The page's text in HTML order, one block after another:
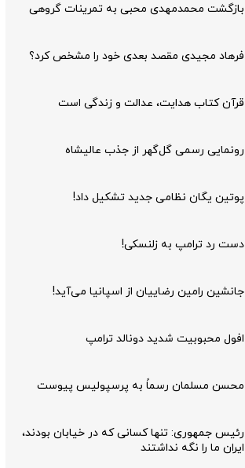
بازگشت محمدمهدی محبی به تمرینات گروهی
فرهاد مجیدی مقصد بعدی خود را مشخص کرد؟
قرآن کتاب هدایت، عدالت و زندگی است
رونمایی رسمی گل‌گهر از جذب عالیشاه
پوتین یگان نظامی جدید تشکیل داد!
دست رد ترامپ به زلنسکی!
جانشین رامین رضاییان از اسپانیا می‌آید!
افول محبوبیت شدید دونالد ترامپ
محسن مسلمان رسماً به پرسپولیس پیوست
رئیس جمهوری: تنها کسانی که در خیابان بودند،
ایران ما را نگه نداشتند